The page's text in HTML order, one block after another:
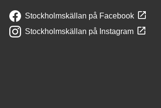
Stockholmskällan på Facebook
Stockholmskällan på Instagram